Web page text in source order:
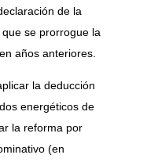
de la
se prorrogue la
años anteriores.
la deducción
energéticos de
la reforma por
(en